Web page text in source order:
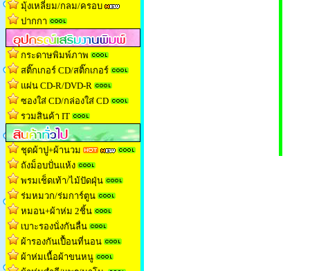
มุ้งเหลี่ยม/กลม/ครอบ
ปากกา
กระดาษพิมพ์ภาพ
สติ๊กเกอร์ CD/สติ๊กเกอร์
แผ่น CD-R/DVD-R
ซองใส่ CD/กล่องใส่ CD
รวมสินค้า IT
ชุดผ้าปู+ผ้านวม
ถังม็อบปั่นแห้ง
พรมเช็ดเท้า/ไม้ปัดฝุ่น
ร่มหมวก/ร่มการ์ตูน
หมอน+ผ้าห่ม 2ชิ้น
เบาะรองนั่งกันลื่น
ผ้ารองกันเปื้อนที่นอน
ผ้าห่มเนื้อผ้าขนหน